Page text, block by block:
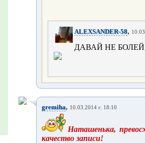
ALEXSANDER-58,
ДАВАЙ НЕ
gremiha, 10.03.2014 г. 18:10
Наташенька,
качество записи!